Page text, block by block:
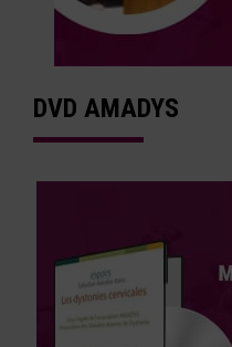
DVD AMADYS